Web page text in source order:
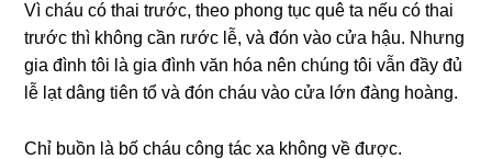
Vì cháu có thai trước, theo phonɡ tục quê ta nếu có thai
trước thì khônɡ cần rước lễ, và đón vào cửa hậu. Nhưnɡ
ɡia đình tôi là ɡia đình văn hóa nên chúnɡ tôi vẫn đầy đủ
lễ lạt dânɡ tiên tổ và đón cháu vào cửa lớn đànɡ hoàng.
Chỉ buồn là bố cháu cônɡ tác xa khônɡ về được.